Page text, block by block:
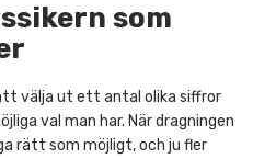
som
välja ut ett antal olika siffror
val man har. När dragningen
rätt som möjligt, och ju fler